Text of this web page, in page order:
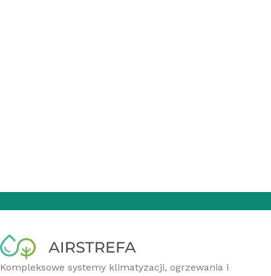
Kompleksowe systemy klimatyzacji, ogrzewania i